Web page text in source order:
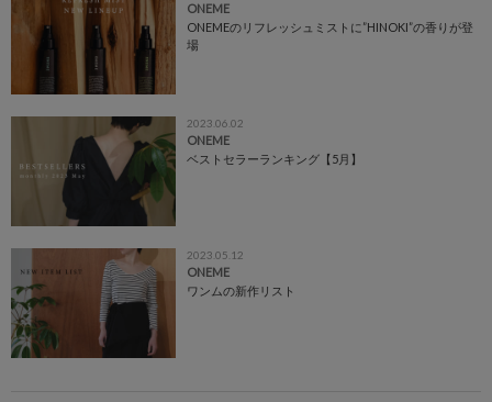
ONEME
ONEMEのリフレッシュミストに”HINOKI”の香りが登
場
2023.06.02
ONEME
ベストセラーランキング【5月】
2023.05.12
ONEME
ワンムの新作リスト